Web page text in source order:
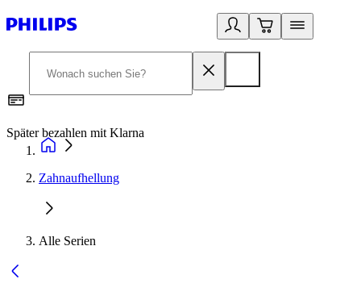
Später bezahlen mit Klarna
Zahnaufhellung
Alle Serien